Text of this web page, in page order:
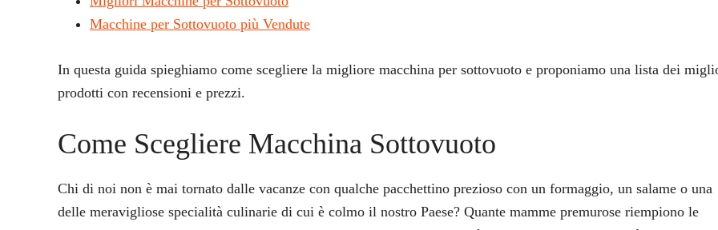
Macchine per Sottovuoto più Vendute
In questa guida spieghiamo come scegliere la migliore macchina per sottovuoto e proponiamo una lista dei
prodotti con recensioni e prezzi.
Come Scegliere Macchina Sottovuoto
Chi di noi non è mai tornato dalle vacanze con qualche pacchettino prezioso con un formaggio, un salame o una
delle meravigliose specialità culinarie di cui è colmo il nostro Paese? Quante mamme premurose riempiono le